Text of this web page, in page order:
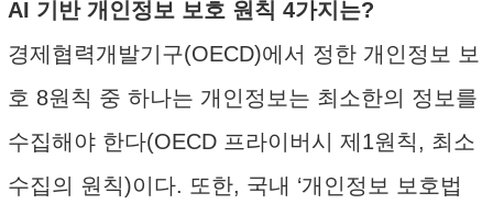
AI 기반 개인정보 보호 원칙 4가지는?
경제협력개발기구(OECD)에서 정한 개인정보 보
호 8원칙 중 하나는 개인정보는 최소한의 정보를
수집해야 한다(OECD 프라이버시 제1원칙, 최소
수집의 원칙)이다. 또한, 국내 ‘개인정보 보호법